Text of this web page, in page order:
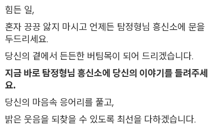
힘든 일,
혼자 끙끙 앓지 마시고 언제든 탐정형님 흥신소에 문을
두드리세요.
당신의 곁에서 든든한 버팀목이 되어 드리겠습니다.
지금 바로 탐정형님 흥신소에 당신의 이야기를 들려주세
요.
당신의 마음속 응어리를 풀고,
밝은 웃음을 되찾을 수 있도록 최선을 다하겠습니다.